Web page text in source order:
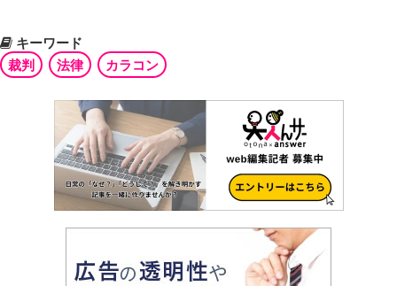
キーワード
裁判
法律 カラコン